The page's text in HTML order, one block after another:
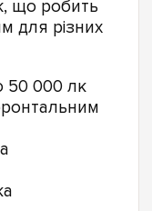
що робить
для різних
50 000 лк